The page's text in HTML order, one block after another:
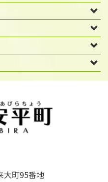
大町95番地